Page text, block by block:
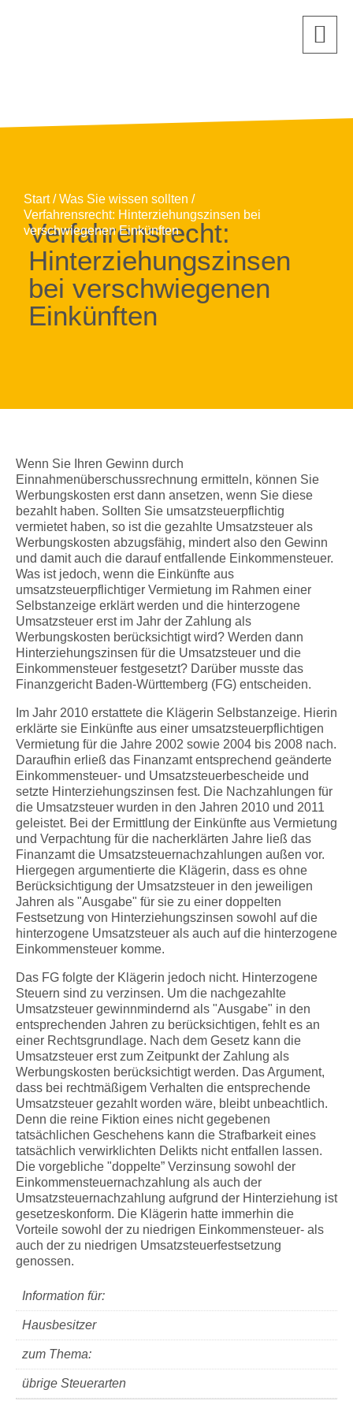
Start
Was Sie wissen sollten
Verfahrensrecht: Hinterziehungszinsen bei
verschwiegenen Einkünften
Verfahrensrecht:
Hinterziehungszinsen
bei verschwiegenen
Einkünften
Wenn Sie Ihren Gewinn durch
Einnahmenüberschussrechnung ermitteln, können Sie
Werbungskosten erst dann ansetzen, wenn Sie diese
bezahlt haben. Sollten Sie umsatzsteuerpflichtig
vermietet haben, so ist die gezahlte Umsatzsteuer als
Werbungskosten abzugsfähig, mindert also den Gewinn
und damit auch die darauf entfallende Einkommensteuer.
Was ist jedoch, wenn die Einkünfte aus
umsatzsteuerpflichtiger Vermietung im Rahmen einer
Selbstanzeige erklärt werden und die hinterzogene
Umsatzsteuer erst im Jahr der Zahlung als
Werbungskosten berücksichtigt wird? Werden dann
Hinterziehungszinsen für die Umsatzsteuer und die
Einkommensteuer festgesetzt? Darüber musste das
Finanzgericht Baden-Württemberg (FG) entscheiden.
Im Jahr 2010 erstattete die Klägerin Selbstanzeige. Hierin
erklärte sie Einkünfte aus einer umsatzsteuerpflichtigen
Vermietung für die Jahre 2002 sowie 2004 bis 2008 nach.
Daraufhin erließ das Finanzamt entsprechend geänderte
Einkommensteuer- und Umsatzsteuerbescheide und
setzte Hinterziehungszinsen fest. Die Nachzahlungen für
die Umsatzsteuer wurden in den Jahren 2010 und 2011
geleistet. Bei der Ermittlung der Einkünfte aus Vermietung
und Verpachtung für die nacherklärten Jahre ließ das
Finanzamt die Umsatzsteuernachzahlungen außen vor.
Hiergegen argumentierte die Klägerin, dass es ohne
Berücksichtigung der Umsatzsteuer in den jeweiligen
Jahren als "Ausgabe" für sie zu einer doppelten
Festsetzung von Hinterziehungszinsen sowohl auf die
hinterzogene Umsatzsteuer als auch auf die hinterzogene
Einkommensteuer komme.
Das FG folgte der Klägerin jedoch nicht. Hinterzogene
Steuern sind zu verzinsen. Um die nachgezahlte
Umsatzsteuer gewinnmindernd als "Ausgabe" in den
entsprechenden Jahren zu berücksichtigen, fehlt es an
einer Rechtsgrundlage. Nach dem Gesetz kann die
Umsatzsteuer erst zum Zeitpunkt der Zahlung als
Werbungskosten berücksichtigt werden. Das Argument,
dass bei rechtmäßigem Verhalten die entsprechende
Umsatzsteuer gezahlt worden wäre, bleibt unbeachtlich.
Denn die reine Fiktion eines nicht gegebenen
tatsächlichen Geschehens kann die Strafbarkeit eines
tatsächlich verwirklichten Delikts nicht entfallen lassen.
Die vorgebliche "doppelte” Verzinsung sowohl der
Einkommensteuernachzahlung als auch der
Umsatzsteuernachzahlung aufgrund der Hinterziehung ist
gesetzeskonform. Die Klägerin hatte immerhin die
Vorteile sowohl der zu niedrigen Einkommensteuer- als
auch der zu niedrigen Umsatzsteuerfestsetzung
genossen.
Information für:
Hausbesitzer
zum Thema:
übrige Steuerarten